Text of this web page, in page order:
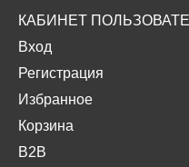
КАБИНЕТ
Вход
Регистрация
Избранное
Корзина
B2B